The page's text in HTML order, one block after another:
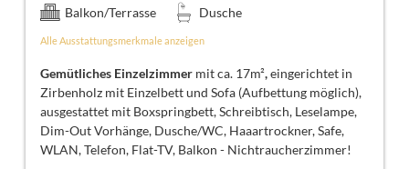
Balkon/Terrasse
Dusche
Alle Ausstattungsmerkmale anzeigen
Gemütliches Einzelzimmer mit ca. 17m²,eingerichtet in
Zirbenholz mit Einzelbett und Sofa (Aufbettung möglich),
ausgestattet mit Boxspringbett, Schreibtisch, Leselampe,
Dim-Out Vorhänge, Dusche/WC, Haaartrockner, Safe,
WLAN, Telefon, Flat-TV, Balkon - Nichtraucherzimmer!